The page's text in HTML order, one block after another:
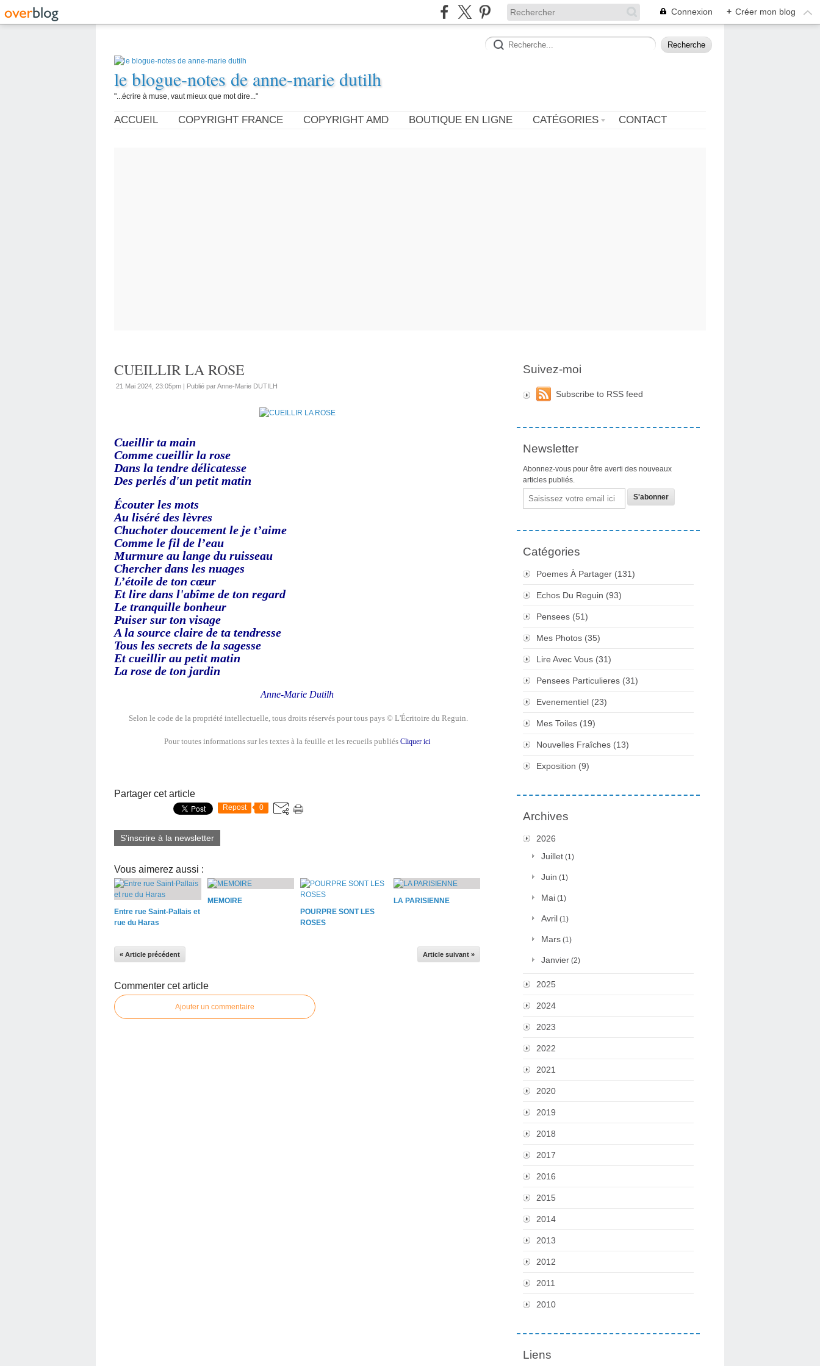
Connexion + Créer mon blog
le blogue-notes de anne-marie dutilh
"...écrire à muse, vaut mieux que mot dire..."
ACCUEIL COPYRIGHT FRANCE COPYRIGHT AMD BOUTIQUE EN LIGNE CATÉGORIES CONTACT
CUEILLIR LA ROSE
21 Mai 2024, 23:05pm | Publié par Anne-Marie DUTILH
Cueillir ta main
Comme cueillir la rose
Dans la tendre délicatesse
Des perlés d'un petit matin
Écouter les mots
Au liséré des lèvres
Chuchoter doucement le je t’aime
Comme le fil de l’eau
Murmure au lange du ruisseau
Chercher dans les nuages
L’étoile de ton cœur
Et lire dans l'abîme de ton regard
Le tranquille bonheur
Puiser sur ton visage
A la source claire de ta tendresse
Tous les secrets de la sagesse
Et cueillir au petit matin
La rose de ton jardin
Anne-Marie Dutilh
Selon le code de la propriété intellectuelle, tous droits réservés pour tous pays © L'Écritoire du Reguin.
Pour toutes informations sur les textes à la feuille et les recueils publiés Cliquer ici
Partager cet article
Repost 0
S'inscrire à la newsletter
Vous aimerez aussi :
Entre rue Saint-Pallais et
rue du Haras
MEMOIRE
POURPRE SONT LES
ROSES
LA PARISIENNE
« Article précédent Article suivant »
Commenter cet article
Ajouter un commentaire
Suivez-moi
Subscribe to RSS feed
Newsletter
Abonnez-vous pour être averti des nouveaux
articles publiés.
Email
Catégories
Poemes À Partager (131)
Echos Du Reguin (93)
Pensees (51)
Mes Photos (35)
Lire Avec Vous (31)
Pensees Particulieres (31)
Evenementiel (23)
Mes Toiles (19)
Nouvelles Fraîches (13)
Exposition (9)
Archives
2026
Juillet (1)
Juin (1)
Mai (1)
Avril (1)
Mars (1)
Janvier (2)
2025
2024
2023
2022
2021
2020
2019
2018
2017
2016
2015
2014
2013
2012
2011
2010
Liens